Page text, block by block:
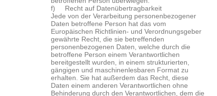
f) Recht auf Datenübertragbarkeit
Jede von der Verarbeitung personenbezogener
Daten betroffene Person hat das vom
Europäischen Richtlinien- und Verordnungsgeber
gewährte Recht, die sie betreffenden
personenbezogenen Daten, welche durch die
betroffene Person einem Verantwortlichen
bereitgestellt wurden, in einem strukturierten,
gängigen und maschinenlesbaren Format zu
erhalten. Sie hat außerdem das Recht, diese
Daten einem anderen Verantwortlichen ohne
Behinderung durch den Verantwortlichen, dem die